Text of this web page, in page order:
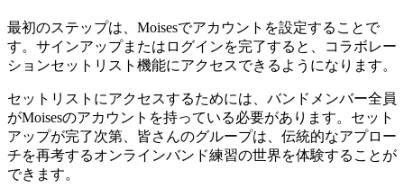
最初のステップは、Moisesでアカウントを設定することで
す。サインアップまたはログインを完了すると、コラボレー
ションセットリスト機能にアクセスできるようになります。
セットリストにアクセスするためには、バンドメンバー全員
がMoisesのアカウントを持っている必要があります。セット
アップが完了次第、皆さんのグループは、伝統的なアプロー
チを再考するオンラインバンド練習の世界を体験することが
できます。